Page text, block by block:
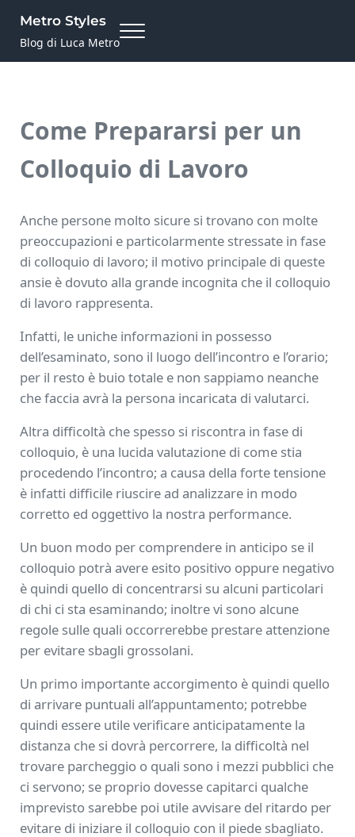
Metro Styles
Blog di Luca Metro Menu
Come Prepararsi per un
Colloquio di Lavoro
Anche persone molto sicure si trovano con molte
preoccupazioni e particolarmente stressate in fase
di colloquio di lavoro; il motivo principale di queste
ansie è dovuto alla grande incognita che il colloquio
di lavoro rappresenta.
Infatti, le uniche informazioni in possesso
dell’esaminato, sono il luogo dell’incontro e l’orario;
per il resto è buio totale e non sappiamo neanche
che faccia avrà la persona incaricata di valutarci.
Altra difficoltà che spesso si riscontra in fase di
colloquio, è una lucida valutazione di come stia
procedendo l’incontro; a causa della forte tensione
è infatti difficile riuscire ad analizzare in modo
corretto ed oggettivo la nostra performance.
Un buon modo per comprendere in anticipo se il
colloquio potrà avere esito positivo oppure negativo
è quindi quello di concentrarsi su alcuni particolari
di chi ci sta esaminando; inoltre vi sono alcune
regole sulle quali occorrerebbe prestare attenzione
per evitare sbagli grossolani.
Un primo importante accorgimento è quindi quello
di arrivare puntuali all’appuntamento; potrebbe
quindi essere utile verificare anticipatamente la
distanza che si dovrà percorrere, la difficoltà nel
trovare parcheggio o quali sono i mezzi pubblici che
ci servono; se proprio dovesse capitarci qualche
imprevisto sarebbe poi utile avvisare del ritardo per
evitare di iniziare il colloquio con il piede sbagliato.